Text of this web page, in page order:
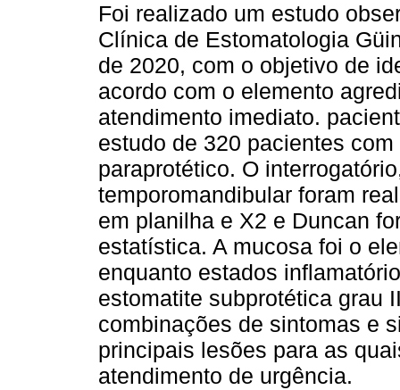
Foi realizado um estudo
Clínica de Estomatologia
de 2020, com o objetivo de
acordo com o elemento
atendimento imediato.
estudo de 320 pacientes
paraprotético. O
temporomandibular foram
em planilha e X2 e Duncan
estatística. A mucosa foi o
enquanto estados
estomatite subprotética grau
combinações de sintomas e
principais lesões para as
atendimento de urgência.